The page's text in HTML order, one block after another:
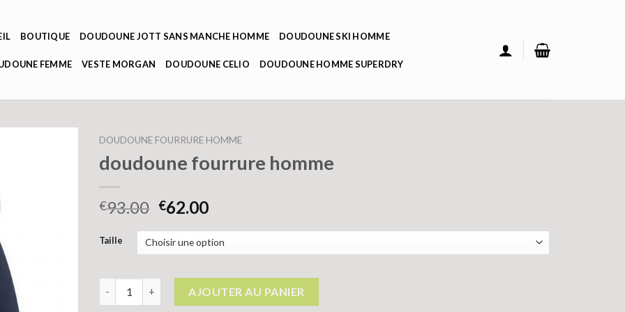
BOUTIQUE DOUDOUNE JOTT SANS MANCHE HOMME DOUDOUNE SKI HOMME
FEMME VESTE MORGAN DOUDOUNE CELIO DOUDOUNE HOMME SUPERDRY
DOUDOUNE FOURRURE HOMME
doudoune fourrure homme
€93.00 €62.00
Taille
AJOUTER AU PANIER